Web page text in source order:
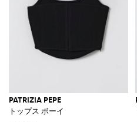
PATRIZIA PEPE
トップス ボーイ